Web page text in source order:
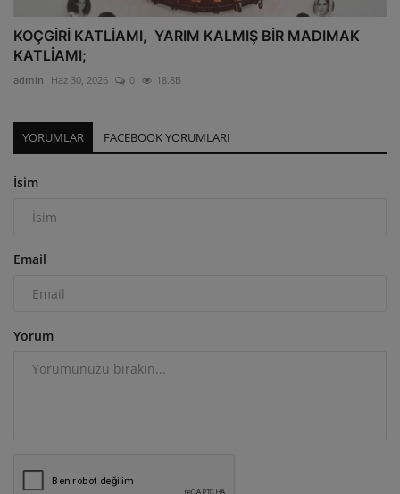
KOÇGİRİ KATLİAMI, YARIM KALMIŞ BİR MADIMAK
KATLİAMI;
admin Haz 30, 2026 0 18.8B
YORUMLAR FACEBOOK YORUMLARI
İsim
Email
Yorum